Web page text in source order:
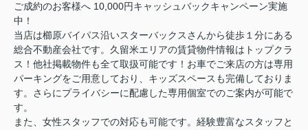
ご成約のお客様へ 10,000円キャッシュバックキャンペーン実施
中！
当店は櫛原バイパス沿いスターバックスさんから徒歩１分にある
総合不動産会社です。久留米エリアの賃貸物件情報はトップクラ
ス！他社掲載物件も全て取扱可能です！お車でご来店の方は専用
パーキングをご用意しており、キッズスペースも完備しておりま
す。さらにプライバシーに配慮した専用個室でのご案内が可能で
す。
また、女性スタッフでの対応も可能です。経験豊富なスタッフと